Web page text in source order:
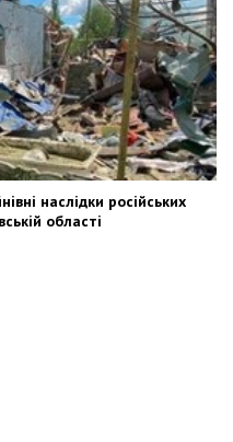
наслідки російських
області